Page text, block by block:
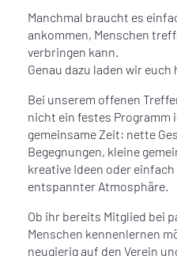
Manchmal braucht es
ankommen, Menschen
verbringen kann.
Genau dazu laden wir euch
Bei unserem offenen
nicht ein festes
gemeinsame Zeit: nette
Begegnungen, kleine
kreative Ideen oder einfach
entspannter Atmosphäre.
Ob ihr bereits Mitglied bei
Menschen kennenlernen
neugierig auf den Verein